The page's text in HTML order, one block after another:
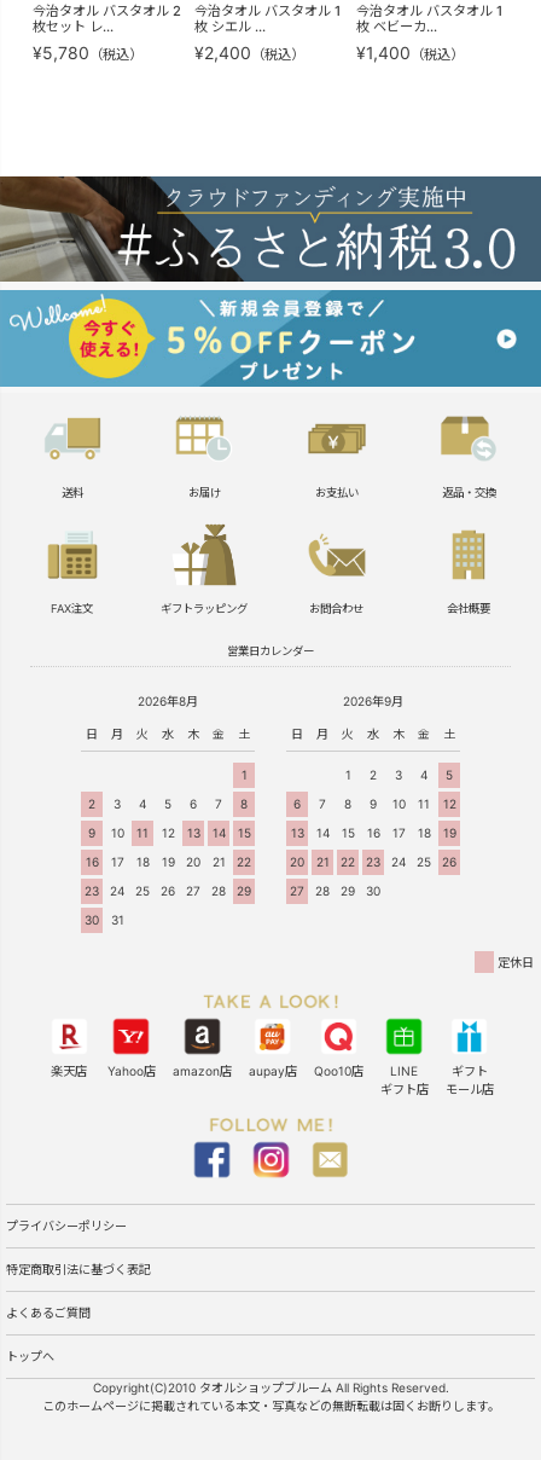
今治タオル バスタオル 2
枚セット レ...
¥5,780 （税込）
今治タオル バスタオル 1
枚 シエル ...
¥2,400 （税込）
今治タオル バスタオル 1
枚 ベビーカ...
¥1,400 （税込）
送料 お届け お支払い 返品・交換
FAX注文 ギフトラッピング お問合わせ 会社概要
営業日カレンダー
2026年8月
日 月 火 水 木 金 土
1
2
3 4 5 6 7
8
9
10 11 12 13 14
15
16
17 18 19 20 21
22
23
24 25 26 27 28
29
30
31
2026年9月
日 月 火 水 木 金 土
1 2 3 4
5
6
7 8 9 10 11
12
13
14 15 16 17 18
19
20
21 22 23 24 25
26
27
28 29 30
定休日
楽天店 Yahoo店 amazon店 aupay店 Qoo10店
LINE
ギフト店
ギフト
モール店
プライバシーポリシー
特定商取引法に基づく表記
よくあるご質問
トップへ
Copyright(C)2010 タオルショップブルーム All Rights Reserved.
このホームページに掲載されている本文・写真などの無断転載は固くお断りします。